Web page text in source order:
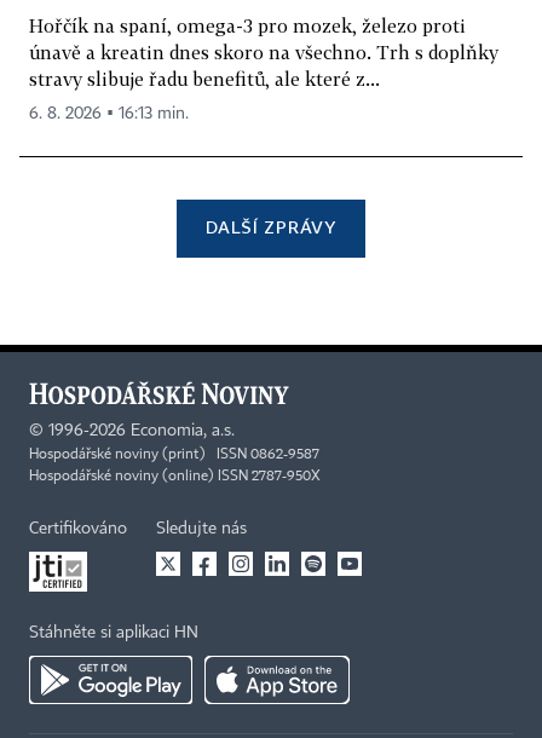
Hořčík na spaní, omega-3 pro mozek, železo proti
únavě a kreatin dnes skoro na všechno. Trh s doplňky
stravy slibuje řadu benefitů, ale které z...
6. 8. 2026 ▪ 16:13 min.
DALŠÍ ZPRÁVY
© 1996-2026 Economia, a.s.
Hospodářské noviny (print) ISSN 0862-9587
Hospodářské noviny (online) ISSN 2787-950X
Certifikováno Sledujte nás
Stáhněte si aplikaci HN